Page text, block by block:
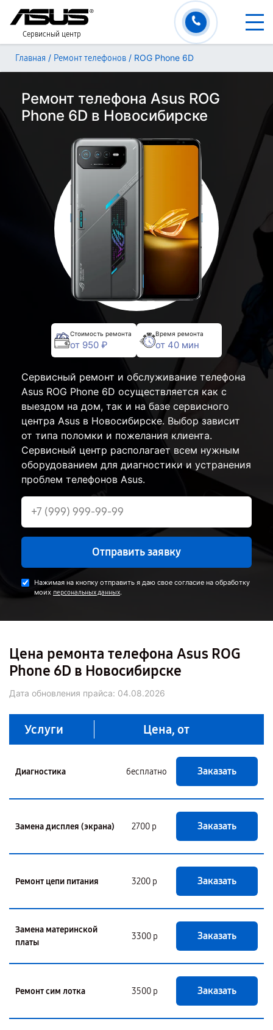
Сервисный центр
Главная / Ремонт телефонов / ROG Phone 6D
Ремонт телефона Asus ROG
Phone 6D в Новосибирске
Стоимость ремонта
от 950 ₽
Время ремонта
от 40 мин
Сервисный ремонт и обслуживание телефона
Asus ROG Phone 6D осуществляется как с
выездом на дом, так и на базе сервисного
центра Asus в Новосибирске. Выбор зависит
от типа поломки и пожелания клиента.
Сервисный центр располагает всем нужным
оборудованием для диагностики и устранения
проблем телефонов Asus.
Отправить заявку
Нажимая на кнопку отправить я даю свое согласие на обработку
моих персональных данных.
Цена ремонта телефона Asus ROG
Phone 6D в Новосибирске
Дата обновления прайса: 04.08.2026
Услуги Цена, от
Диагностика бесплатно Заказать
Замена дисплея (экрана) 2700 р Заказать
Ремонт цепи питания 3200 р Заказать
Замена материнской
платы
3300 р Заказать
Ремонт сим лотка 3500 р Заказать